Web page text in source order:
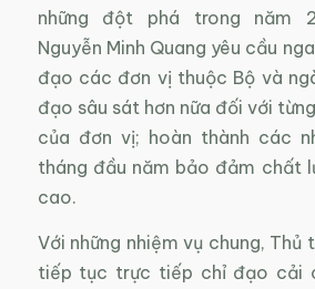
những đột phá trong năm
Nguyễn Minh Quang yêu cầu
đạo các đơn vị thuộc Bộ và
đạo sâu sát hơn nữa đối với
của đơn vị; hoàn thành các
tháng đầu năm bảo đảm chất
cao.
Với những nhiệm vụ chung, Thủ
tiếp tục trực tiếp chỉ đạo cải